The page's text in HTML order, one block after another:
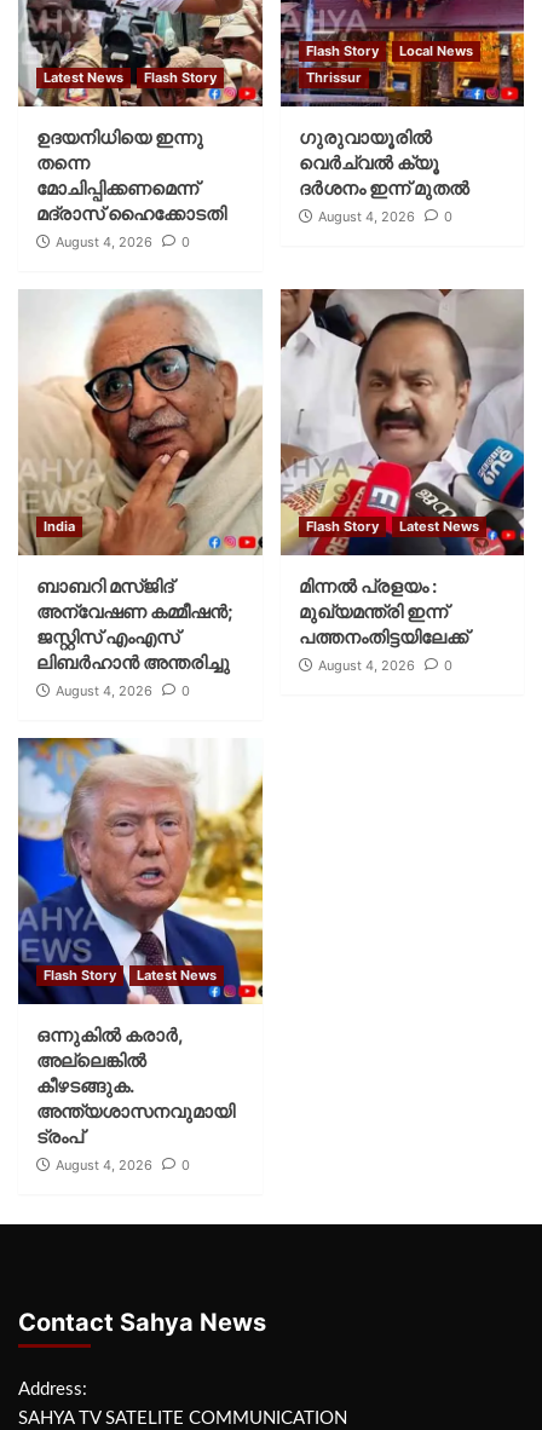
Latest News Flash Story
ഉദയനിധിയെ ഇന്നു
തന്നെ
മോചിപ്പിക്കണമെന്ന്
മദ്രാസ് ഹൈക്കോടതി
August 4, 2026 0
Flash Story
Local News
Thrissur
ഗുരുവായൂരില്‍
വെര്‍ച്വല്‍ ക്യൂ
ദര്‍ശനം ഇന്ന് മുതല്‍
August 4, 2026 0
India
ബാബറി മസ്ജിദ്
അന്വേഷണ കമ്മീഷന്‍;
ജസ്റ്റിസ് എംഎസ്
ലിബര്‍ഹാന്‍ അന്തരിച്ചു
August 4, 2026 0
Flash Story Latest News
മിന്നല്‍ പ്രളയം :
മുഖ്യമന്ത്രി ഇന്ന്
പത്തനംതിട്ടയിലേക്ക്
August 4, 2026 0
Flash Story Latest News
ഒന്നുകില്‍ കരാര്‍,
അല്ലെങ്കില്‍
കീഴടങ്ങുക.
അന്ത്യശാസനവുമായി
ട്രംപ്
August 4, 2026 0
Contact Sahya News
Address:
SAHYA TV SATELITE COMMUNICATION